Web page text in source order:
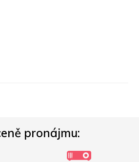
pronájmu: